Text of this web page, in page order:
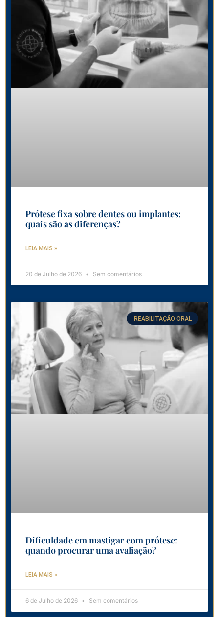
Prótese fixa sobre dentes ou implantes:
quais são as diferenças?
LEIA MAIS »
20 de Julho de 2026 Sem comentários
REABILITAÇÃO ORAL
Dificuldade em mastigar com prótese:
quando procurar uma avaliação?
LEIA MAIS »
6 de Julho de 2026 Sem comentários